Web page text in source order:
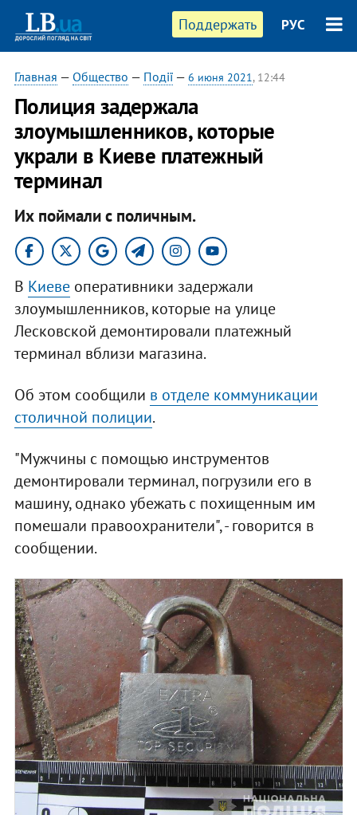
Поддержать РУС
Главная — Общество — Події— 6 июня 2021, 12:44
Полиция задержала
злоумышленников, которые
украли в Киеве платежный
терминал
Их поймали с поличным.
В Киевеоперативники задержали
злоумышленников, которые на улице
Лесковской демонтировали платежный
терминал вблизи магазина.
Об этом сообщили в отделе коммуникации
столичной полиции.
"Мужчины с помощью инструментов
демонтировали терминал, погрузили его в
машину, однако убежать с похищенным им
помешали правоохранители", - говорится в
сообщении.